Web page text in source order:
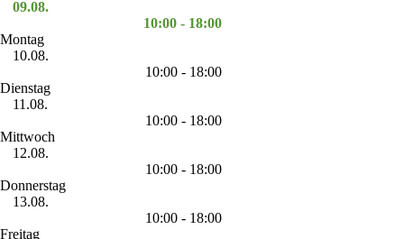
09.08.
10:00 - 18:00
Montag
10.08.
10:00 - 18:00
Dienstag
11.08.
10:00 - 18:00
Mittwoch
12.08.
10:00 - 18:00
Donnerstag
13.08.
10:00 - 18:00
Freitag